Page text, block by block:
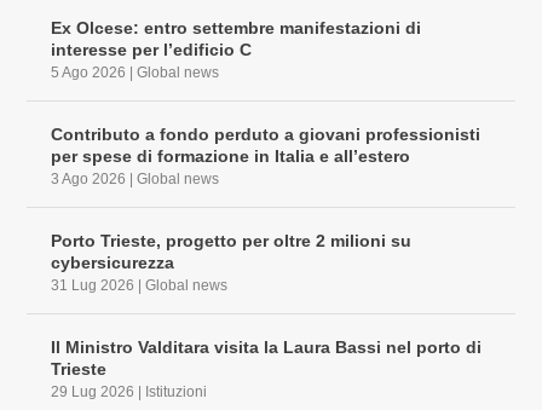
Ex Olcese: entro settembre manifestazioni di
interesse per l’edificio C
5 Ago 2026 |Global news
Contributo a fondo perduto a giovani professionisti
per spese di formazione in Italia e all’estero
3 Ago 2026 |Global news
Porto Trieste, progetto per oltre 2 milioni su
cybersicurezza
31 Lug 2026 |Global news
Il Ministro Valditara visita la Laura Bassi nel porto di
Trieste
29 Lug 2026 | Istituzioni